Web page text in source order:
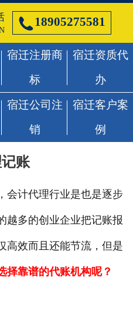
宿迁社保代办
宿迁公司变更
宿迁客户案例
 18905275581
宿迁注册商
标
宿迁资质代
办
宿迁公司注
销
宿迁客户案
例
账
会计代理行业是也是逐步
越多的创业企业把记账报
高效而且还能节流，但是
择靠谱的代账机构呢？